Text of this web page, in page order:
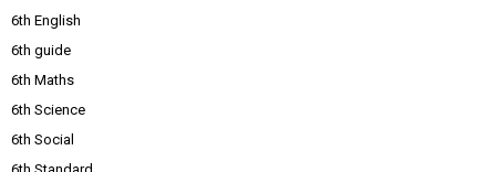
6th English
6th guide
6th Maths
6th Science
6th Social